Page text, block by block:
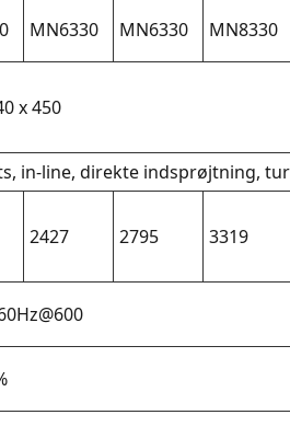
MN6330 MN6330 MN8330
x 450
in-line, direkte indsprøjtning,
2427 2795 3319